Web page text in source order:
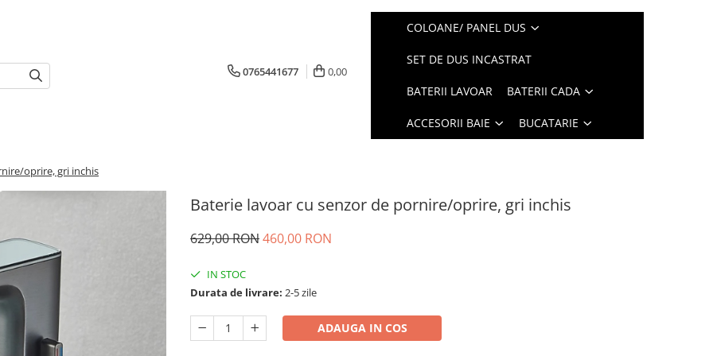
0765441677 0,00
COLOANE/ PANEL DUS
SET DE DUS INCASTRAT
BATERII LAVOAR BATERII CADA
ACCESORII BAIE BUCATARIE
oprire, gri inchis
Baterie lavoar cu senzor de pornire/oprire, gri inchis
629,00 RON460,00 RON
IN STOC
Durata de livrare: 2-5 zile
ADAUGA IN COS